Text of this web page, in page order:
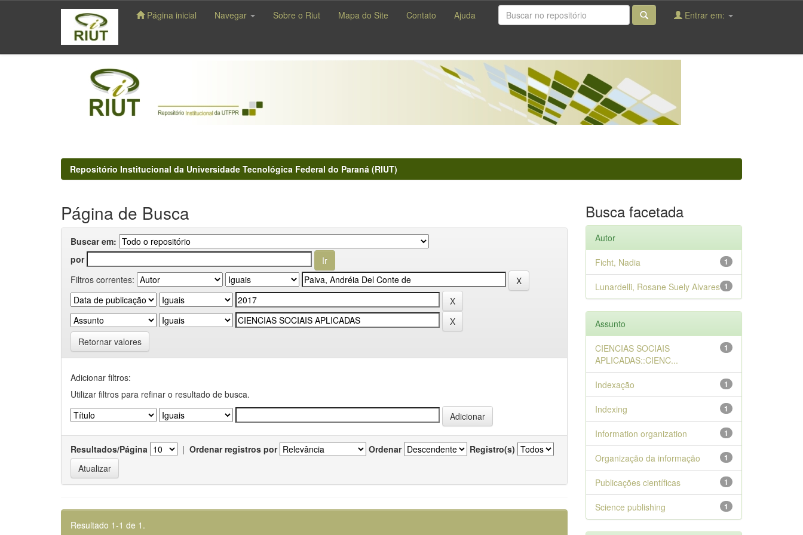
navigation
Página inicial Navegar Sobre o Riut Mapa do Site Contato Ajuda Entrar em:
Repositório Institucional da Universidade Tecnológica Federal do Paraná (RIUT)
Página de Busca
Buscar em:
por
Filtros correntes:
Retornar valores
Adicionar filtros:
Utilizar filtros para refinar o resultado de busca.
Resultados/Página | Ordenar registros por Ordenar Registro(s)
Resultado 1-1 de 1.
Busca facetada
Autor
1
Ficht, Nadia
1
Lunardelli, Rosane Suely Alvares
Assunto
1
CIENCIAS SOCIAIS
APLICADAS::CIENC...
1
Indexação
1
Indexing
1
Information organization
1
Organização da informação
1
Publicações científicas
1
Science publishing